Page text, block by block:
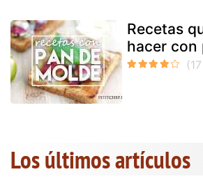
Recetas
hacer con
Los últimos artículos